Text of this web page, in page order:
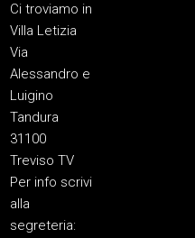
Ci troviamo in
Villa Letizia
Via
Alessandro e
Luigino
Tandura
31100
Treviso TV
Per info scrivi
alla
segreteria: